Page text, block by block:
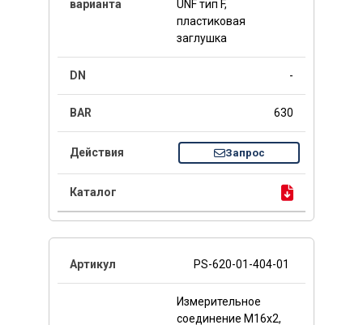
UNF тип F,
пластиковая
заглушка
-
630
Запрос
PS-620-01-404-01
Измерительное
соединение M16x2,